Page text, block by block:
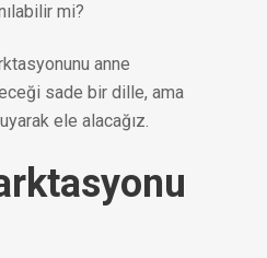
mi?
anne
sade bir dille, ama
ele alacağız.